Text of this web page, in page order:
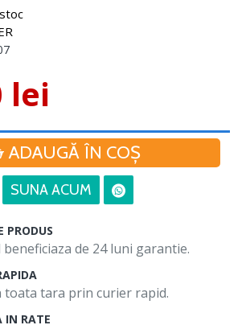
lei
ADAUGĂ ÎN COŞ
SUNA ACUM
PRODUS
de 24 luni garantie.
toata tara prin curier rapid.
IN RATE